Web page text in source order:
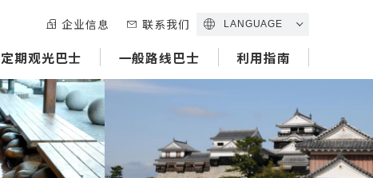
企业信息 联系我们 LANGUAGE
定期观光巴士 一般路线巴士 利用指南